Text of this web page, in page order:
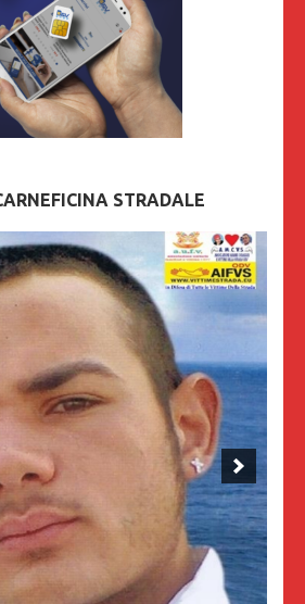
STRADALE